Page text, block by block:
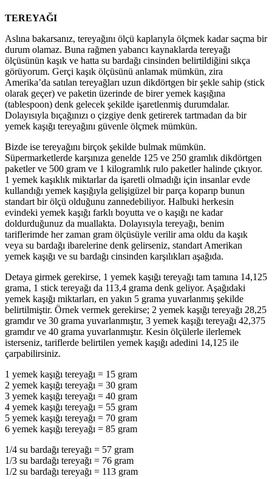
TEREYAĞI
Aslına bakarsanız, tereyağını ölçü kaplarıyla ölçmek kadar saçma bir
durum olamaz. Buna rağmen yabancı kaynaklarda tereyağı
ölçüsünün kaşık ve hatta su bardağı cinsinden belirtildiğini sıkça
görüyorum. Gerçi kaşık ölçüsünü anlamak mümkün, zira
Amerika’da satılan tereyağları uzun dikdörtgen bir şekle sahip (stick
olarak geçer) ve paketin üzerinde de birer yemek kaşığına
(tablespoon) denk gelecek şekilde işaretlenmiş durumdalar.
Dolayısıyla bıçağınızı o çizgiye denk getirerek tartmadan da bir
yemek kaşığı tereyağını güvenle ölçmek mümkün.
Bizde ise tereyağını birçok şekilde bulmak mümkün.
Süpermarketlerde karşınıza genelde 125 ve 250 gramlık dikdörtgen
paketler ve 500 gram ve 1 kilogramlık rulo paketler halinde çıkıyor.
1 yemek kaşıklık miktarlar da işaretli olmadığı için insanlar evde
kullandığı yemek kaşığıyla gelişigüzel bir parça koparıp bunun
standart bir ölçü olduğunu zannedebiliyor. Halbuki herkesin
evindeki yemek kaşığı farklı boyutta ve o kaşığı ne kadar
doldurduğunuz da muallakta. Dolayısıyla tereyağı, benim
tariflerimde her zaman gram ölçüsüyle verilir ama oldu da kaşık
veya su bardağı ibarelerine denk gelirseniz, standart Amerikan
yemek kaşığı ve su bardağı cinsinden karşılıkları aşağıda.
Detaya girmek gerekirse, 1 yemek kaşığı tereyağı tam tamına 14,125
grama, 1 stick tereyağı da 113,4 grama denk geliyor. Aşağıdaki
yemek kaşığı miktarları, en yakın 5 grama yuvarlanmış şekilde
belirtilmiştir. Örnek vermek gerekirse; 2 yemek kaşığı tereyağı 28,25
gramdır ve 30 grama yuvarlanmıştır, 3 yemek kaşığı tereyağı 42,375
gramdır ve 40 grama yuvarlanmıştır. Kesin ölçülerle ilerlemek
isterseniz, tariflerde belirtilen yemek kaşığı adedini 14,125 ile
çarpabilirsiniz.
1 yemek kaşığı tereyağı = 15 gram
2 yemek kaşığı tereyağı = 30 gram
3 yemek kaşığı tereyağı = 40 gram
4 yemek kaşığı tereyağı = 55 gram
5 yemek kaşığı tereyağı = 70 gram
6 yemek kaşığı tereyağı = 85 gram
1/4 su bardağı tereyağı = 57 gram
1/3 su bardağı tereyağı = 76 gram
1/2 su bardağı tereyağı = 113 gram